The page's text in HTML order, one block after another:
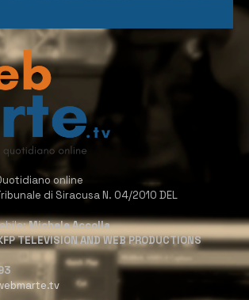
online
di Siracusa N. 04/2010 DEL
Michele Accolla
TELEVISION AND WEB PRODUCTIONS